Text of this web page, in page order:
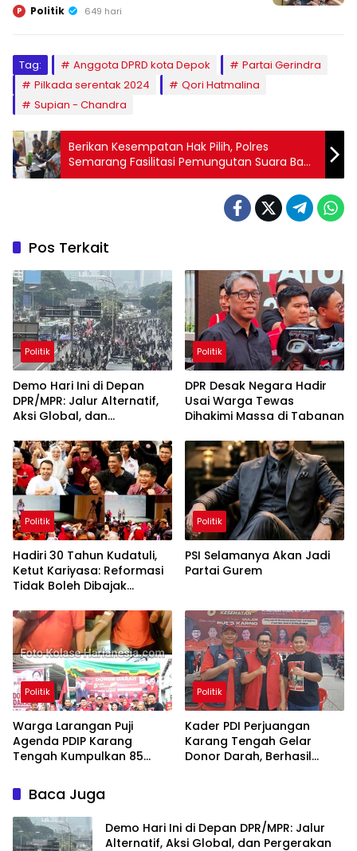
P Politik 649 hari
Tag: Anggota DPRD kota Depok
Partai Gerindra
Pilkada serentak 2024
Qori Hatmalina
Supian - Chandra
Berikan Kesempatan Hak Pilih, Polres
Semarang Fasilitasi Pemungutan Suara Bagi
Tahanan
Pos Terkait
Politik
Demo Hari Ini di Depan
DPR/MPR: Jalur Alternatif,
Aksi Global, dan
Agustus 2026
Politik
DPR Desak Negara Hadir
Usai Warga Tewas
Dihakimi Massa di Tabanan
Politik
Hadiri 30 Tahun Kudatuli,
Ketut Kariyasa: Reformasi
Tidak Boleh Dibajak
Politik
PSI Selamanya Akan Jadi
Partai Gurem
Politik
Warga Larangan Puji
Agenda PDIP Karang
Tengah Kumpulkan 85
Politik
Kader PDI Perjuangan
Karang Tengah Gelar
Donor Darah, Berhasil
Baca Juga
Demo Hari Ini di Depan DPR/MPR: Jalur
Alternatif, Aksi Global, dan Pergerakan